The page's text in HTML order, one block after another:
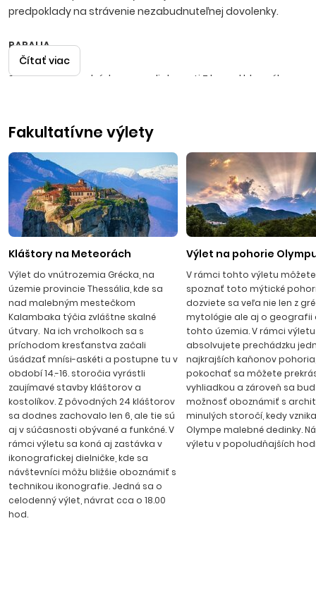
predpoklady na strávenie nezabudnuteľnej dovolenky.
PARALIA
Stredisko sa nachádza vo vzdialenosti 7 km od hlavného
Olymp. Kedysi bola rybárskou dedinkou, ktorá sa v
gréckych turistických stredísk. V Paralii nájdete takmer
všetko, čo hľadáte. Pozdĺž zlatistých piesočnatých pláží sa
nachádzajú desiatky reštaurácií, vinární, diskoték, kde nočný
život končí v skorých ranných hodinách. Množstvo barov a
taverien láka svojimi typickými špecialitami a chladenými
miešanými nápojmi.
Čítať viac
Fakultatívne výlety
Kláštory na Meteorách
Výlet do vnútrozemia Grécka, na
územie provincie Thessália, kde sa
nad malebným mestečkom
Kalambaka týčia zvláštne skalné
útvary. Na ich vrcholkoch sa s
príchodom kresťanstva začali
úsádzať mnísi-askéti a postupne tu v
období 14.-16. storočia vyrástli
zaujímavé stavby kláštorov a
kostolíkov. Z pôvodných 24 kláštorov
sa dodnes zachovalo len 6, ale tie sú
aj v súčasnosti obývané a funkčné. V
rámci výletu sa koná aj zastávka v
ikonografickej dielničke, kde sa
návštevníci môžu bližšie oboznámiť s
technikou ikonografie. Jedná sa o
celodenný výlet, návrat cca o 18.00
hod.
Výlet na pohorie
V rámci tohto výletu
spoznať toto mýtické
dozviete sa veľa nie len z
mytológie ale aj o geografii
tohto územia. V rámci výletu
absolvujete prechádzku
najkrajších kaňonov pohoria,
pokochať sa môžete
vyhliadkou a zároveň sa
možnosť oboznámiť s
minulých storočí, kedy
Olympe malebné dedinky.
výletu v popoludňajších